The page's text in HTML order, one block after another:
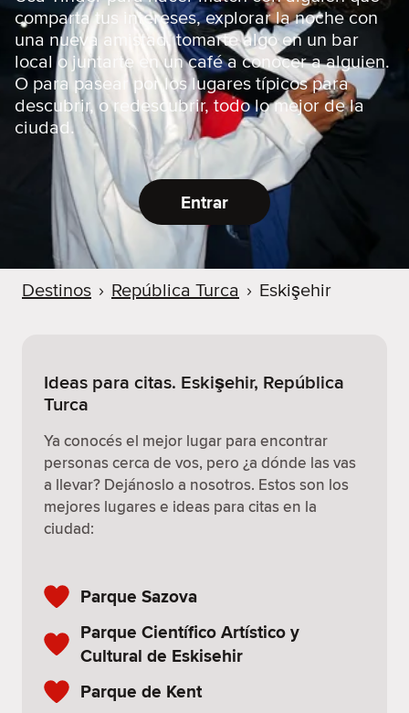
comparta tus intereses, explorar la noche con
una nueva amistad, tomarte algo en un bar
local o juntarte en un café a conocer a alguien.
O para pasear por los lugares típicos para
descubrir, o redescubrir, todo lo mejor de la
ciudad.
Entrar
Destinos › República Turca › Eskişehir
Ideas para citas. Eskişehir, República
Turca
Ya conocés el mejor lugar para encontrar
personas cerca de vos, pero ¿a dónde las vas
a llevar? Dejánoslo a nosotros. Estos son los
mejores lugares e ideas para citas en la
ciudad:
Parque Sazova
Parque Científico Artístico y
Cultural de Eskisehir
Parque de Kent